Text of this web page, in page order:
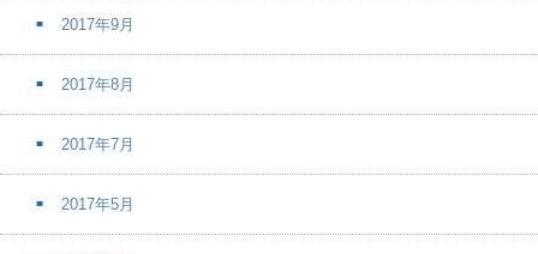
2017年9月
2017年8月
2017年7月
2017年5月